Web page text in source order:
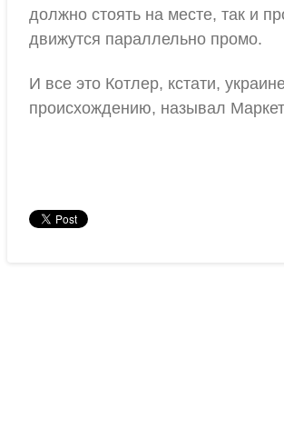
должно стоять на месте, так и
движутся параллельно промо.
И все это Котлер, кстати,
происхождению, называл